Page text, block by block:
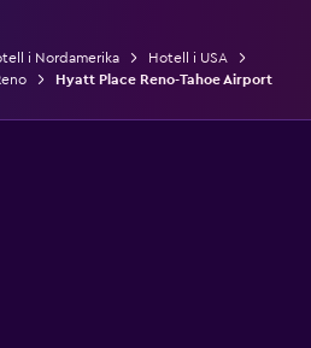
i Nordamerika
Hotell i USA
Hyatt Place Reno-Tahoe Airport